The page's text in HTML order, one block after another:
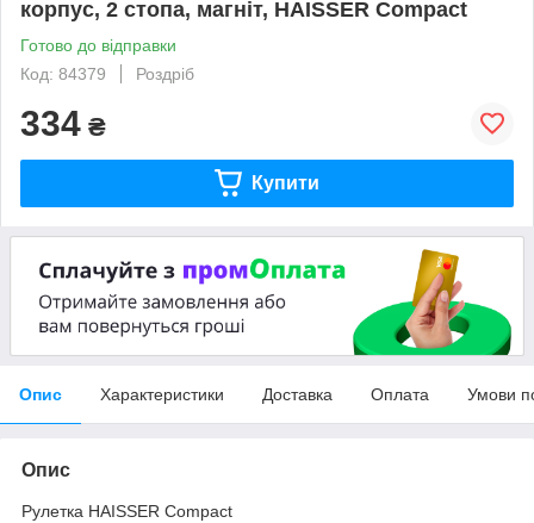
корпус, 2 стопа, магніт, HAISSER Compact
Готово до відправки
Код: 84379
Роздріб
334 ₴
Купити
Опис Характеристики Доставка Оплата Умови
Опис
Рулетка HAISSER Compact